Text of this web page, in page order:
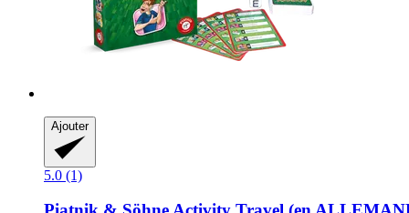
Ajouter
5.0 (1)